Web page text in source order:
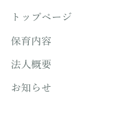
トップページ
保育内容
法人概要
お知らせ